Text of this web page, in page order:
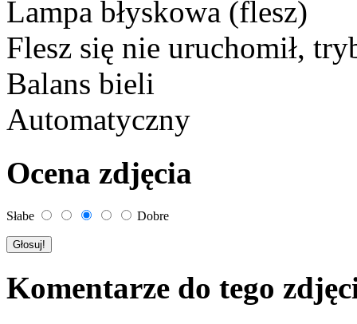
Lampa błyskowa (flesz)
Flesz się nie uruchomił,
Balans bieli
Automatyczny
Ocena zdjęcia
Słabe Dobre
Komentarze do tego